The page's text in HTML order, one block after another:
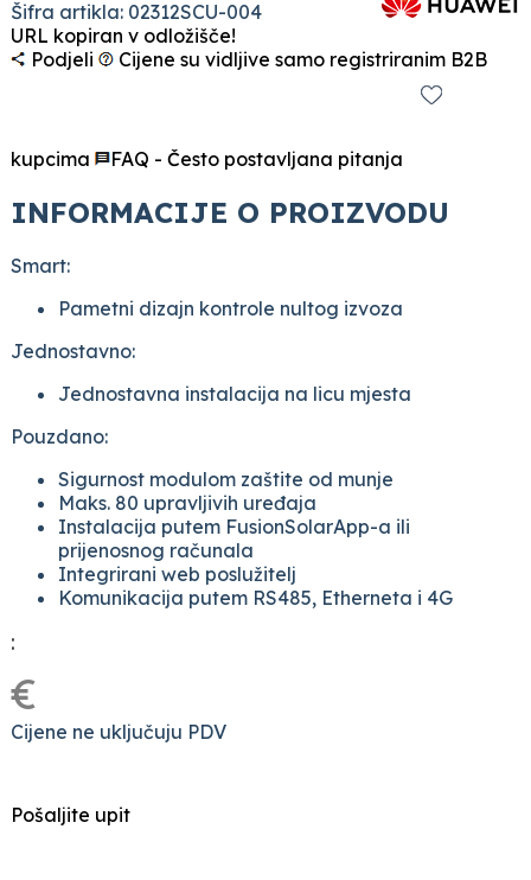
Šifra artikla: 02312SCU-004
URL kopiran v odložišče!
Podjeli
Cijene su vidljive samo registriranim B2B
kupcima FAQ - Često postavljana pitanja
INFORMACIJE O PROIZVODU
Smart:
Pametni dizajn kontrole nultog izvoza
Jednostavno:
Jednostavna instalacija na licu mjesta
Pouzdano:
Sigurnost modulom zaštite od munje
Maks. 80 upravljivih uređaja
Instalacija putem FusionSolarApp-a ili
prijenosnog računala
Integrirani web poslužitelj
Komunikacija putem RS485, Etherneta i 4G
:
€
Cijene ne uključuju PDV
Pošaljite upit